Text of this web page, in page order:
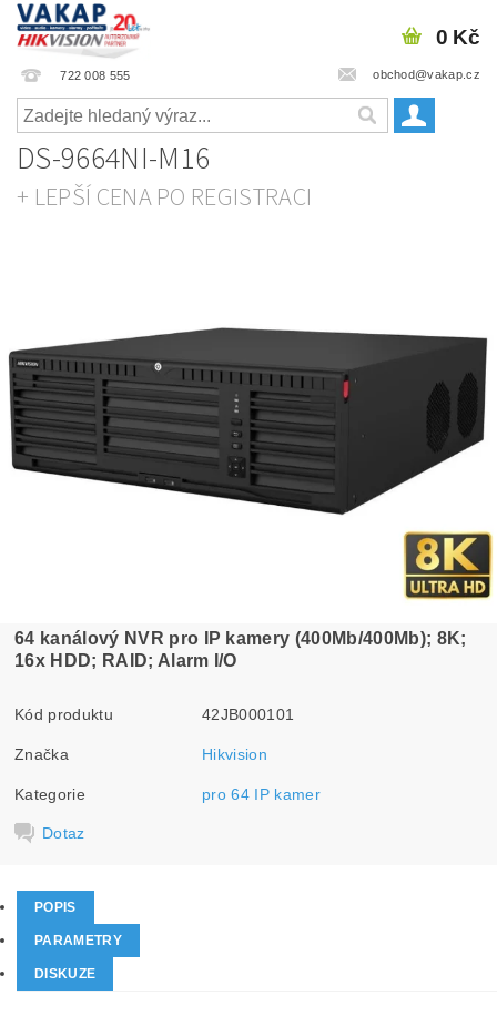
722 008 555 obchod@vakap.cz
0 Kč
DS-9664NI-M16
+ LEPŠÍ CENA PO REGISTRACI
64 kanálový NVR pro IP kamery (400Mb/400Mb); 8K;
16x HDD; RAID; Alarm I/O
Kód produktu 42JB000101
Značka Hikvision
Kategorie pro 64 IP kamer
Dotaz
POPIS
PARAMETRY
DISKUZE